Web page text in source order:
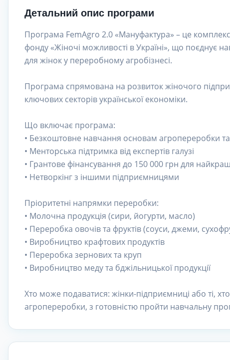
Детальний опис програми
Програма FemAgro 2.0 «Мануфактура» – це
фонду «Жіночі можливості в Україні», що поєднує
для жінок у переробному агробізнесі.
Програма спрямована на розвиток жіночого
ключових секторів української економіки.
Що включає програма:
• Безкоштовне навчання основам агропереробки та
• Менторська підтримка від експертів галузі
• Грантове фінансування до 150 000 грн для
• Нетворкінг з іншими підприємницями
Пріоритетні напрямки переробки:
• Молочна продукція (сири, йогурти, масло)
• Переробка овочів та фруктів (соуси, джеми,
• Виробництво крафтових продуктів
• Переробка зернових та круп
• Виробництво меду та бджільницької продукції
Хто може подаватися: жінки-підприємниці або ті,
агропереробки, з готовністю пройти навчальну